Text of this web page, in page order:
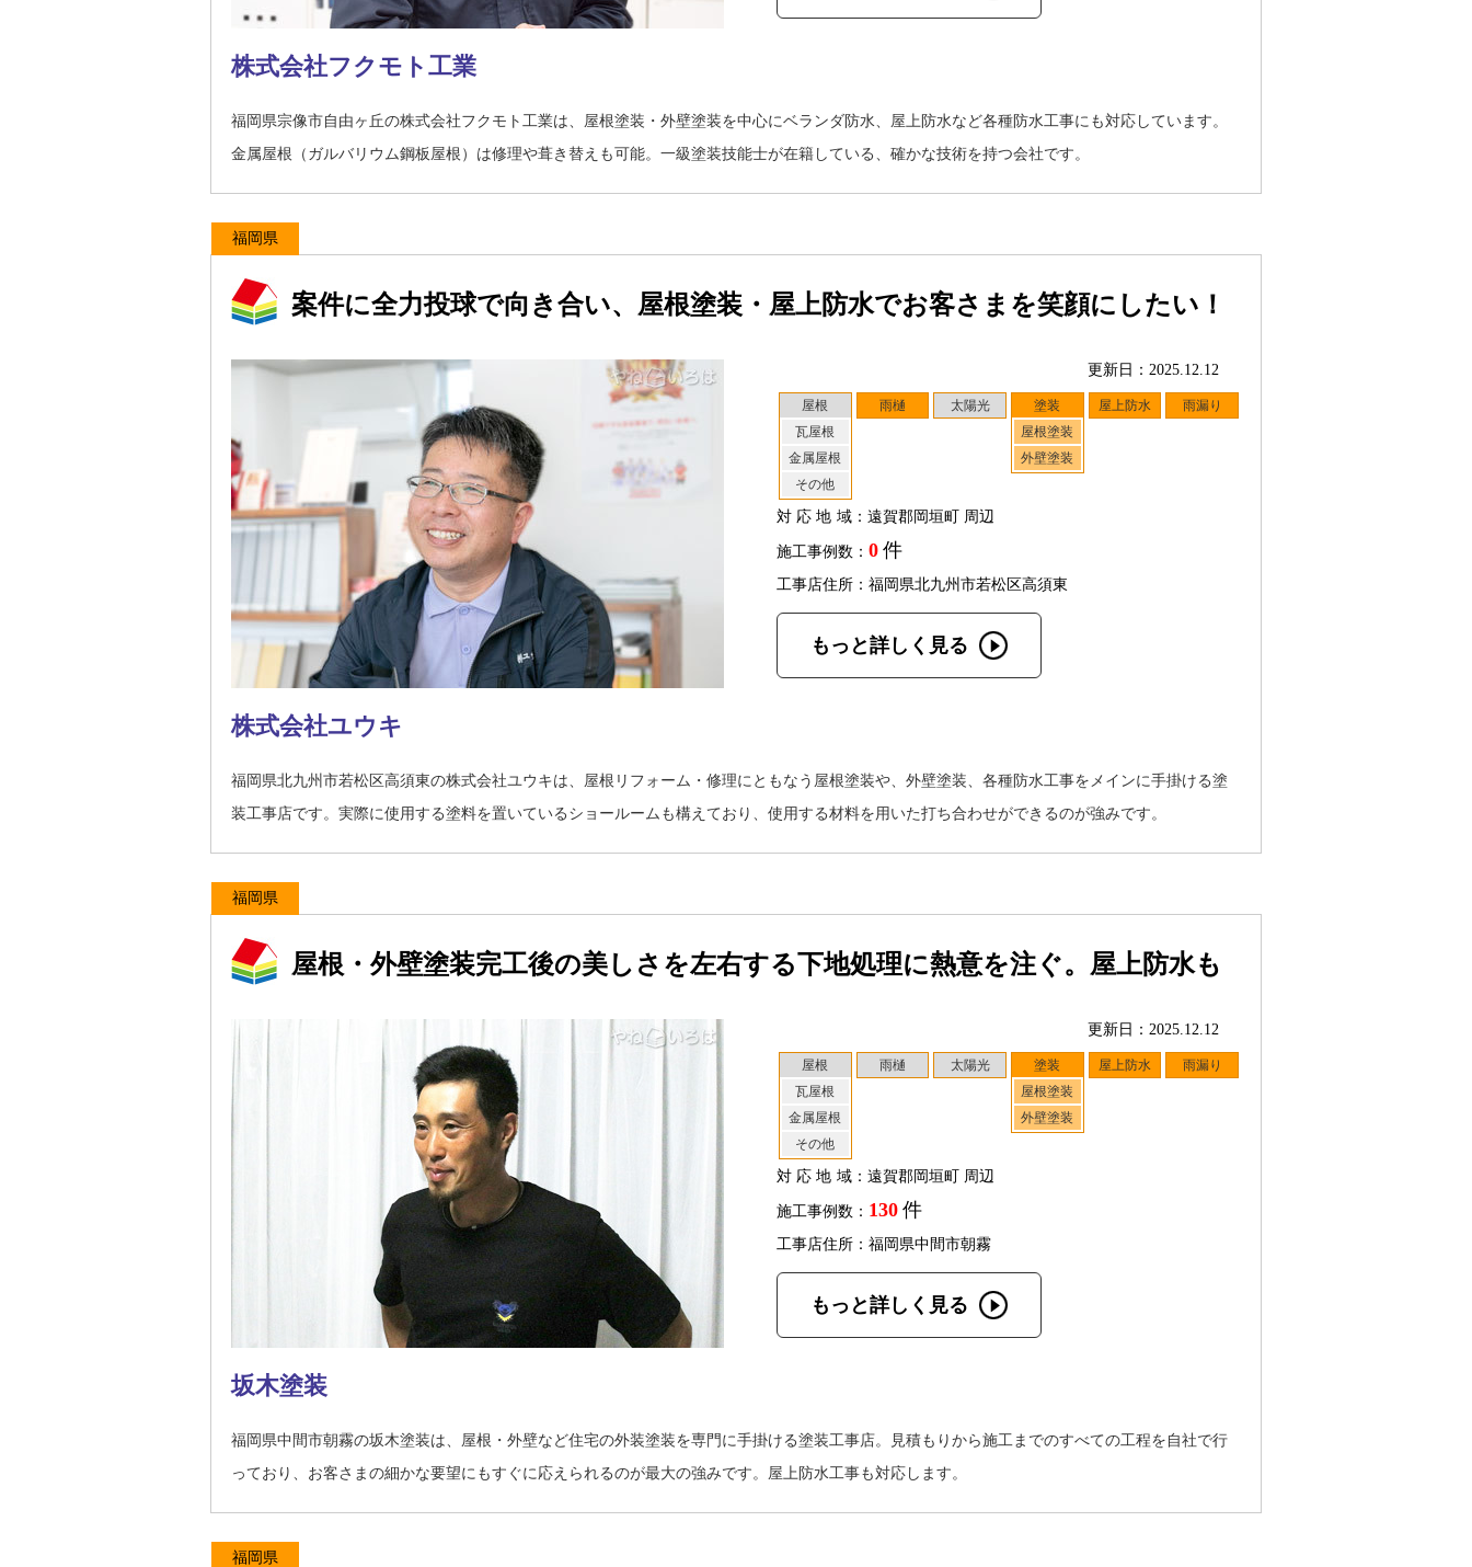
株式会社フクモト工業
福岡県宗像市自由ヶ丘の株式会社フクモト工業は、屋根塗装・外壁塗装を中心にベランダ防水、屋上防水など各種防水工事にも対応しています。
金属屋根（ガルバリウム鋼板屋根）は修理や葺き替えも可能。一級塗装技能士が在籍している、確かな技術を持つ会社です。
福岡県
案件に全力投球で向き合い、屋根塗装・屋上防水でお客さまを笑顔にしたい！
更新日：2025.12.12
屋根
瓦屋根
金属屋根
その他
雨樋 太陽光
塗装
屋根塗装
外壁塗装
屋上防水 雨漏り
対応地域：遠賀郡岡垣町 周辺
施工事例数： 0 件
工事店住所：福岡県北九州市若松区高須東
もっと詳しく見る
株式会社ユウキ
福岡県北九州市若松区高須東の株式会社ユウキは、屋根リフォーム・修理にともなう屋根塗装や、外壁塗装、各種防水工事をメインに手掛ける塗
装工事店です。実際に使用する塗料を置いているショールームも構えており、使用する材料を用いた打ち合わせができるのが強みです。
福岡県
屋根・外壁塗装完工後の美しさを左右する下地処理に熱意を注ぐ。屋上防水も
更新日：2025.12.12
屋根
瓦屋根
金属屋根
その他
雨樋 太陽光
塗装
屋根塗装
外壁塗装
屋上防水 雨漏り
対応地域：遠賀郡岡垣町 周辺
施工事例数： 130 件
工事店住所：福岡県中間市朝霧
もっと詳しく見る
坂木塗装
福岡県中間市朝霧の坂木塗装は、屋根・外壁など住宅の外装塗装を専門に手掛ける塗装工事店。見積もりから施工までのすべての工程を自社で行
っており、お客さまの細かな要望にもすぐに応えられるのが最大の強みです。屋上防水工事も対応します。
福岡県